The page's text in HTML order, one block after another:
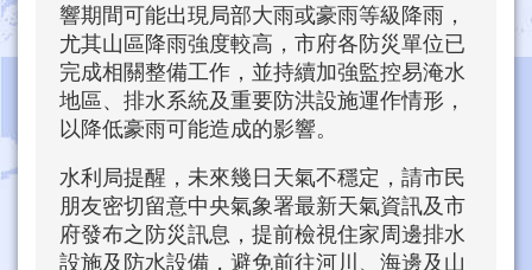
響期間可能出現局部大雨或豪雨等級降雨，
尤其山區降雨強度較高，市府各防災單位已
完成相關整備工作，並持續加強監控易淹水
地區、排水系統及重要防洪設施運作情形，
以降低豪雨可能造成的影響。
水利局提醒，未來幾日天氣不穩定，請市民
朋友密切留意中央氣象署最新天氣資訊及市
府發布之防災訊息，提前檢視住家周邊排水
設施及防水設備，避免前往河川、海邊及山